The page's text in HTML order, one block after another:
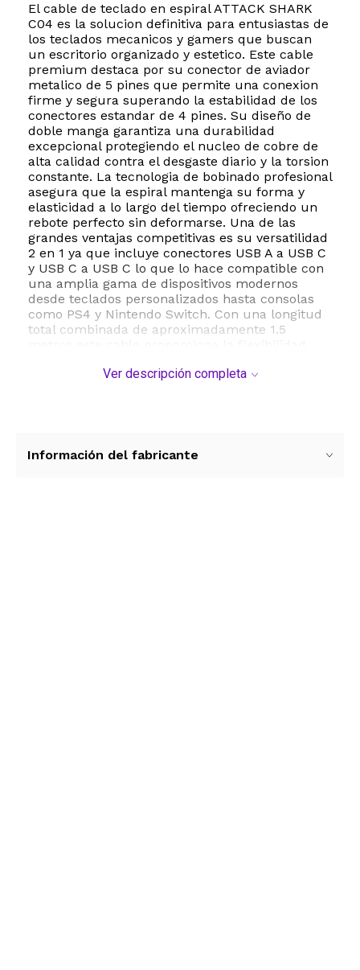
El cable de teclado en espiral ATTACK SHARK
C04 es la solucion definitiva para entusiastas de
los teclados mecanicos y gamers que buscan
un escritorio organizado y estetico. Este cable
premium destaca por su conector de aviador
metalico de 5 pines que permite una conexion
firme y segura superando la estabilidad de los
conectores estandar de 4 pines. Su diseño de
doble manga garantiza una durabilidad
excepcional protegiendo el nucleo de cobre de
alta calidad contra el desgaste diario y la torsion
constante. La tecnologia de bobinado profesional
asegura que la espiral mantenga su forma y
elasticidad a lo largo del tiempo ofreciendo un
rebote perfecto sin deformarse. Una de las
grandes ventajas competitivas es su versatilidad
2 en 1 ya que incluye conectores USB A a USB C
y USB C a USB C lo que lo hace compatible con
una amplia gama de dispositivos modernos
desde teclados personalizados hasta consolas
como PS4 y Nintendo Switch. Con una longitud
total combinada de aproximadamente 1.5
escritorio eliminando el desorden de cables
perifericos sea siempre optimo y sin latencia. Es
Ver descripción completa
Información del fabricante